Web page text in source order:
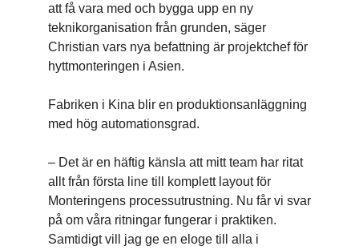
att få vara med och bygga upp en ny
teknikorganisation från grunden, säger
Christian vars nya befattning är projektchef för
hyttmonteringen i Asien.
Fabriken i Kina blir en produktionsanläggning
med hög automationsgrad.
– Det är en häftig känsla att mitt team har ritat
allt från första line till komplett layout för
Monteringens processutrustning. Nu får vi svar
på om våra ritningar fungerar i praktiken.
Samtidigt vill jag ge en eloge till alla i